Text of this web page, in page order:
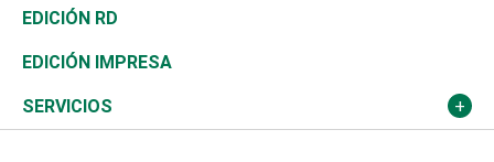
Ocenanía
Caribe
Resto del mundo
Telecom.
Global y variable
Economía personal
Sociales
Novedades
Podcast Arte Libre
Tenis
Olimpismo
Más deportes
El Espía
Noticiero Poteleche
Columnistas
Historia
Martes de tecnología
Cambio climático
Revista
Deportes
Opinión
EDICIÓN RD
EDICIÓN IMPRESA
SERVICIOS